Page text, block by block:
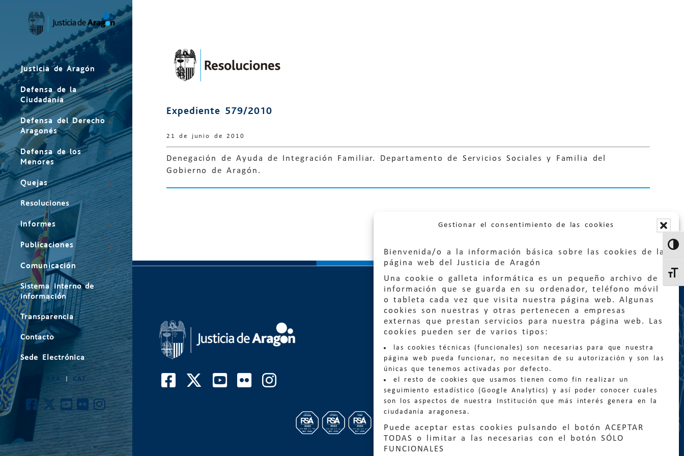
Gestionar el consentimiento de las cookies
Bienvenida/o a la información básica sobre las cookies de la
página web del Justicia de Aragón
Una cookie o galleta informática es un pequeño archivo de
información que se guarda en su ordenador, teléfono móvil
o tableta cada vez que visita nuestra página web. Algunas
cookies son nuestras y otras pertenecen a empresas
externas que prestan servicios para nuestra página web. Las
cookies pueden ser de varios tipos:
las cookies técnicas (funcionales) son necesarias para que nuestra
página web pueda funcionar, no necesitan de su autorización y son las
únicas que tenemos activadas por defecto.
el resto de cookies que usamos tienen como fin realizar un
seguimiento estadístico (Google Analytics) y así poder conocer cuales
son los aspectos de nuestra Institución que más interés genera en la
ciudadanía aragonesa.
Puede aceptar estas cookies pulsando el botón ACEPTAR
TODAS o limitar a las necesarias con el botón SÓLO
FUNCIONALES
Justicia de Aragón
Defensa de la
Ciudadanía
Defensa del Derecho
Aragonés
Defensa de los
Menores
Quejas
Resoluciones
Informes
Publicaciones
Comunicación
Sistema interno de
información
Transparencia
Contacto
Sede Electrónica
CAT
Expediente 579/2010
21 de junio de 2010
Denegación de Ayuda de Integración Familiar. Departamento de Servicios Sociales y Familia del
Gobierno de Aragón.
Quejas:quejas@eljusticiadearagon.es
Información general:
informacion@eljusticiadearagon.es
Teléfonos: 900 210 210/ 976 399 354